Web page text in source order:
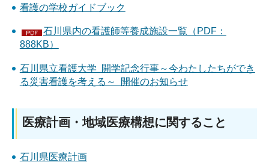
看護の学校ガイドブック
石川県内の看護師等養成施設一覧（PDF：
888KB）
石川県立看護大学 開学記念行事～今わたしたちができ
る災害看護を考える～ 開催のお知らせ
医療計画・地域医療構想に関すること
石川県医療計画